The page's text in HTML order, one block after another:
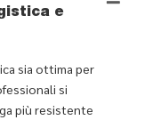
e
sia ottima per
si
più resistente